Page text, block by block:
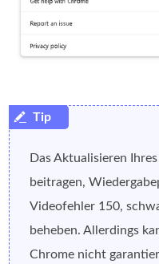
Das Aktualisieren
beitragen,
Videofehler 150,
beheben. Allerdings
Chrome nicht